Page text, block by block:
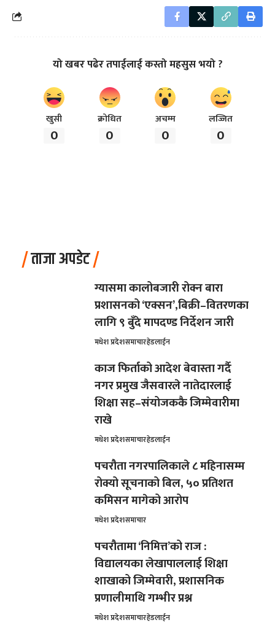
यो खबर पढेर तपाईलाई कस्तो महसुस भयो ?
खुसी
0
क्रोधित
0
अचम्म
0
लज्जित
0
ताजा अपडेट
ग्यासमा कालोबजारी रोक्न बारा
प्रशासनको ‘एक्सन’,बिक्री–वितरणका
लागि ९ बुँदे मापदण्ड निर्देशन जारी
मधेश प्रदेशसमाचारहेडलाईन
काज फिर्ताको आदेश बेवास्ता गर्दै
नगर प्रमुख जैसवारले नातेदारलाई
शिक्षा सह–संयोजककै जिम्मेवारीमा
राखे
मधेश प्रदेशसमाचारहेडलाईन
पचरौता नगरपालिकाले ८ महिनासम्म
रोक्यो सूचनाको बिल, ५० प्रतिशत
कमिसन मागेको आरोप
मधेश प्रदेशसमाचार
पचरौतामा ‘निमित्त’को राज :
विद्यालयका लेखापाललाई शिक्षा
शाखाको जिम्मेवारी, प्रशासनिक
प्रणालीमाथि गम्भीर प्रश्न
मधेश प्रदेशसमाचारहेडलाईन